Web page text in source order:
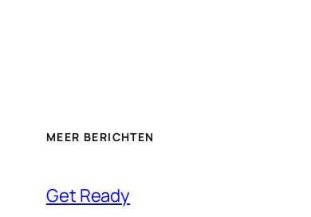
MEER BERICHTEN
Get Ready